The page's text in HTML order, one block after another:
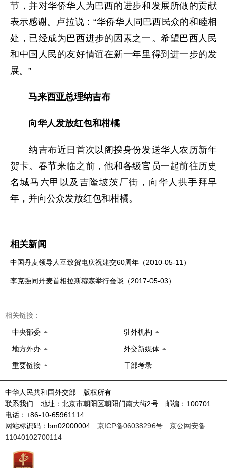
节，并对华侨华人为巴西的进步和发展所做的贡献
表示感谢。卢拉说：“华侨华人同巴西民众的和睦相
处，已经成为巴西进步的因素之一。希望巴西人民
和中国人民的友好情谊在新一年里得到进一步的发
展。”
马来西亚总理纳吉布
向华人发放红包和柑橘
纳吉布近日首次以阁揆身份发送华人农历新年
贺卡。春节来临之前，他和各级官员一起前往历史
名城马六甲以及吉隆坡茨厂街，向华人拱手拜早
年，并向公众发放红包和柑橘。
相关新闻
中国丹麦领导人互致贺电庆祝建交60周年（2010-05-11）
李克强同丹麦首相拉斯穆森举行会谈（2017-05-03）
相关链接：
中央部委 驻外机构
地方外办 外交新媒体
重要链接 干部考录
中华人民共和国外交部 版权所有
联系我们 地址：北京市朝阳区朝阳门南大街2号 邮编：100701
电话：+86-10-65961114
网站标识码：bm02000004 京ICP备06038296号
京公网安备
11040102700114